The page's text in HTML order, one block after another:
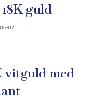
guld
02
vitguld med